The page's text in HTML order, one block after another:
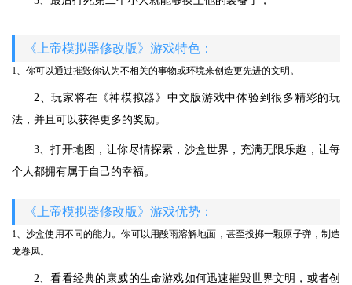
《上帝模拟器修改版》游戏特色：
1、你可以通过摧毁你认为不相关的事物或环境来创造更先进的文明。
2、玩家将在《神模拟器》中文版游戏中体验到很多精彩的玩
法，并且可以获得更多的奖励。
3、打开地图，让你尽情探索，沙盒世界，充满无限乐趣，让每
个人都拥有属于自己的幸福。
《上帝模拟器修改版》游戏优势：
1、沙盒使用不同的能力。你可以用酸雨溶解地面，甚至投掷一颗原子弹，制造
龙卷风。
2、看看经典的康威的生命游戏如何迅速摧毁世界文明，或者创